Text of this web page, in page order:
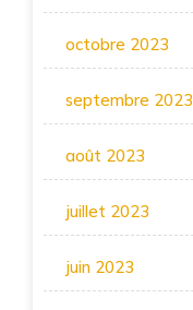
octobre 2023
septembre 2023
août 2023
juillet 2023
juin 2023